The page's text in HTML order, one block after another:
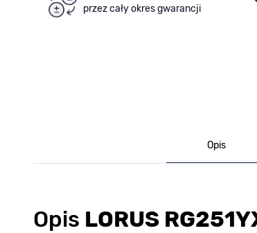
przez cały okres gwarancji
Opis
Opis LORUS